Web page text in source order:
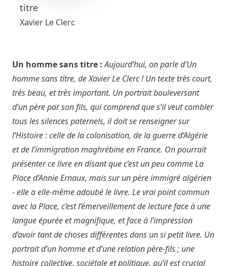
titre
Xavier Le Clerc
Un homme sans titre :Aujourd’hui, on parle d’Un
homme sans titre, de Xavier Le Clerc ! Un texte très court,
très beau, et très important. Un portrait bouleversant
d’un père par son fils, qui comprend que s’il veut combler
tous les silences paternels, il doit se renseigner sur
l’Histoire : celle de la colonisation, de la guerre d’Algérie
et de l’immigration maghrébine en France. On pourrait
présenter ce livre en disant que c’est un peu comme La
Place d’Annie Ernaux, mais sur un père immigré algérien
- elle a elle-même adoubé le livre. Le vrai point commun
avec la Place, c’est l’émerveillement de lecture face à une
langue épurée et magnifique, et face à l’impression
d’avoir tant de choses différentes dans un si petit livre. Un
portrait d’un homme et d’une relation père-fils ; une
histoire collective, sociétale et politique, qu’il est crucial